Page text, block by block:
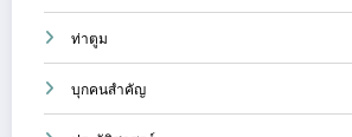
ท่าตูม
บุกคนสำคัญ